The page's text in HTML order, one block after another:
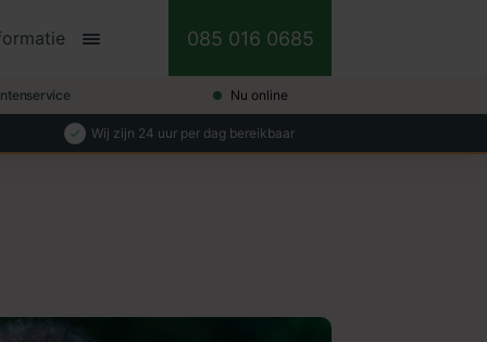
085 016 0685
Nu online
Wij zijn 24 uur per dag bereikbaar